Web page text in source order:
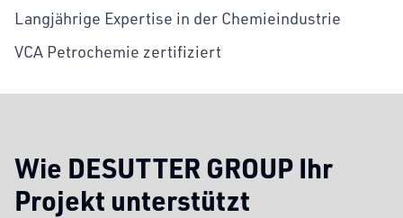
Langjährige Expertise in der Chemieindustrie
VCA Petrochemie zertifiziert
Wie DESUTTER GROUP Ihr
Projekt unterstützt